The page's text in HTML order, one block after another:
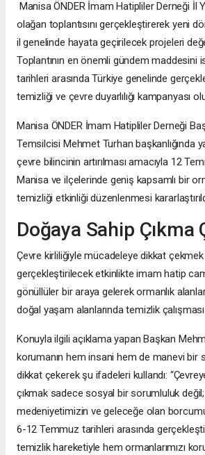
Manisa ÖNDER İmam Hatipliler Derneği İl
olağan toplantısını gerçekleştirerek yeni
il genelinde hayata geçirilecek projeleri
Toplantının en önemli gündem maddesini
tarihleri arasında Türkiye genelinde
temizliği ve çevre duyarlılığı kampanyası
Manisa ÖNDER İmam Hatipliler Derneği
Temsilcisi Mehmet Turhan başkanlığında
çevre bilincinin artırılması amacıyla 12
Manisa ve ilçelerinde geniş kapsamlı bir
temizliği etkinliği düzenlenmesi
Doğaya Sahip Çıkma
Çevre kirliliğiyle mücadeleye dikkat çekmek
gerçekleştirilecek etkinlikte imam hatip
gönüllüler bir araya gelerek ormanlık
doğal yaşam alanlarında temizlik
Konuyla ilgili açıklama yapan Başkan
korumanın hem insani hem de manevi bir
dikkat çekerek şu ifadeleri kullandı:
çıkmak sadece sosyal bir sorumluluk değil;
medeniyetimizin ve geleceğe olan
6-12 Temmuz tarihleri arasında
temizlik hareketiyle hem ormanlarımızı